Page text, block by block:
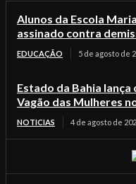
Alunos da Escola
assinado contra
EDUCAÇÃO 5 de agosto de
Estado da Bahia
Vagão das Mulheres
NOTICIAS 4 de agosto de